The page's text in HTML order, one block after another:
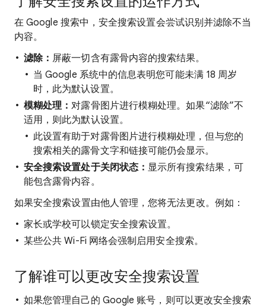
在 Google 搜索中，安全搜索设置会尝试识别并滤除不当
内容。
滤除：屏蔽一切含有露骨内容的搜索结果。
当 Google 系统中的信息表明您可能未满 18 周岁
时，此为默认设置。
模糊处理：对露骨图片进行模糊处理。如果“滤除”不
适用，则此为默认设置。
此设置有助于对露骨图片进行模糊处理，但与您的
搜索相关的露骨文字和链接可能仍会显示。
安全搜索设置处于关闭状态：显示所有搜索结果，可
能包含露骨内容。
如果安全搜索设置由他人管理，您将无法更改。例如：
家长或学校可以锁定安全搜索设置。
某些公共 Wi-Fi 网络会强制启用安全搜索。
了解谁可以更改安全搜索设置
如果您管理自己的 Google 账号，则可以更改安全搜索